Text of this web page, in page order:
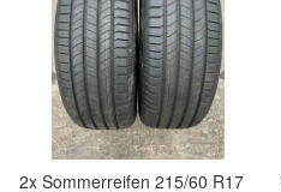
2x Sommerreifen 215/60 R17